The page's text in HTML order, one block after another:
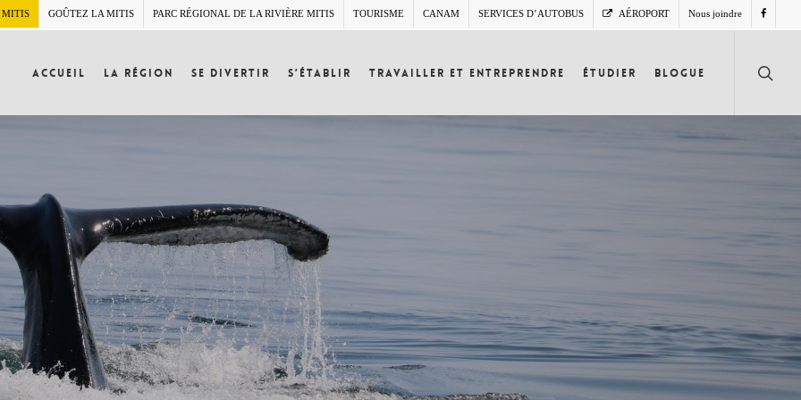
MITIS GOÛTEZ LA MITIS PARC RÉGIONAL DE LA RIVIÈRE MITIS TOURISME CANAM SERVICES D’AUTOBUS AÉROPORT Nous joindre
Accueil La région Se divertir S’établir Travailler et entreprendre Étudier Blogue